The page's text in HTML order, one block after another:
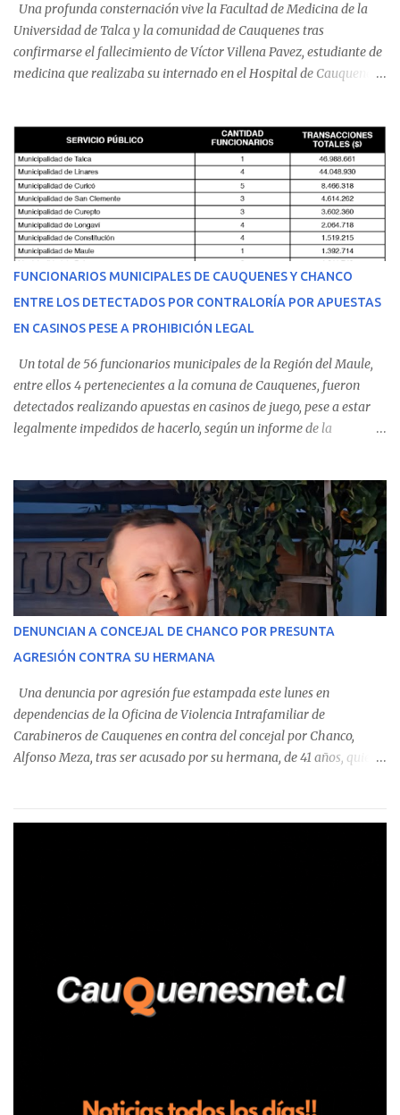
Una profunda consternación vive la Facultad de Medicina de la
Universidad de Talca y la comunidad de Cauquenes tras
confirmarse el fallecimiento de Víctor Villena Pavez, estudiante de
medicina que realizaba su internado en el Hospital de Cauquenes.
malestares físicos. Dada la complejidad de su estado de salud, el
equipo médico determinó su traslado de urgencia al Hospital
Regional de Talca y dado la urgencia la ambulancia partió hacia
Talca con escolta de Carabineros. En medio del traslado, el
estudiante de medicina de 25 años, se agravó y pese a los esfuerzos
del personal de emergencia terminó falleciendo, sin alcanzar a
recibir atención especializada en el centro de destino. Apenas se
conoció la gravedad de su condición, sus padres —residentes en
Villarrica— se trasladaron a Cauquenes con la esperanza de una
evolución favorable. No obstante, alrededo...
FUNCIONARIOS MUNICIPALES DE CAUQUENES Y CHANCO
ENTRE LOS DETECTADOS POR CONTRALORÍA POR APUESTAS
EN CASINOS PESE A PROHIBICIÓN LEGAL
Un total de 56 funcionarios municipales de la Región del Maule,
entre ellos 4 pertenecientes a la comuna de Cauquenes, fueron
detectados realizando apuestas en casinos de juego, pese a estar
legalmente impedidos de hacerlo, según un informe de la
estableció que estos funcionarios —quienes administran o
custodian fondos públicos— efectuaron transacciones por un
monto total de $116.075.918 entre enero de 2024 y junio de 2025.
En el detalle regional, se indica que en la comuna de Cauquenes se
identificó a cuatro funcionarios involucrados en este tipo de
operaciones. Asimismo, se precisa que uno de los casos
corresponde a un funcionario de la Municipalidad de Chanco,
detectaron incumplimientos a la normativa vigente. El informe
precisa que la mayor cantidad de dinero apostado se registró en
Talca, donde...
DENUNCIAN A CONCEJAL DE CHANCO POR PRESUNTA
AGRESIÓN CONTRA SU HERMANA
Una denuncia por agresión fue estampada este lunes en
dependencias de la Oficina de Violencia Intrafamiliar de
Carabineros de Cauquenes en contra del concejal por Chanco,
Alfonso Meza, tras ser acusado por su hermana, de 41 años, quien
relató que los hechos ocurrieron cerca de las 11:30 horas en el
trabajadores, el edil descendió del vehículo y, en medio de la
confrontación, la habría tomado de los hombros, empujado al
suelo y agredido con golpes de pies y manos, mientr...